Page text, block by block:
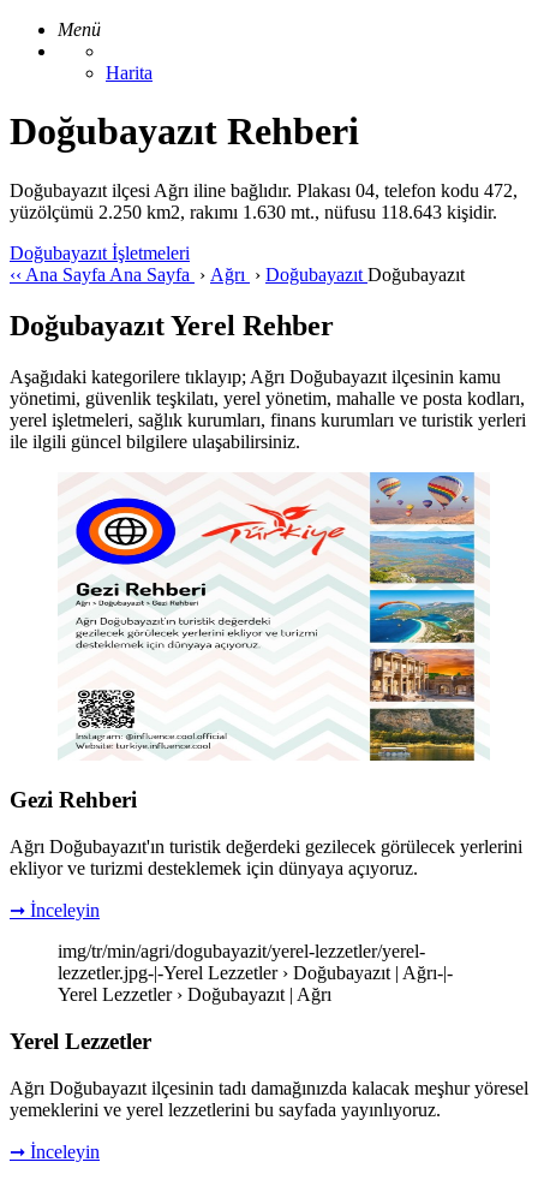
Menü
Harita
Doğubayazıt Rehberi
Doğubayazıt ilçesi Ağrı iline bağlıdır. Plakası 04, telefon kodu 472,
yüzölçümü 2.250 km2, rakımı 1.630 mt., nüfusu 118.643 kişidir.
Doğubayazıt İşletmeleri
‹‹ Ana Sayfa Ana Sayfa › Ağrı › Doğubayazıt Doğubayazıt
Doğubayazıt Yerel Rehber
Aşağıdaki kategorilere tıklayıp; Ağrı Doğubayazıt ilçesinin kamu
yönetimi, güvenlik teşkilatı, yerel yönetim, mahalle ve posta kodları,
yerel işletmeleri, sağlık kurumları, finans kurumları ve turistik yerleri
ile ilgili güncel bilgilere ulaşabilirsiniz.
Gezi Rehberi
Ağrı Doğubayazıt'ın turistik değerdeki gezilecek görülecek yerlerini
ekliyor ve turizmi desteklemek için dünyaya açıyoruz.
➞ İnceleyin
img/tr/min/agri/dogubayazit/yerel-lezzetler/yerel-
lezzetler.jpg-|-Yerel Lezzetler › Doğubayazıt | Ağrı-|-
Yerel Lezzetler › Doğubayazıt | Ağrı
Yerel Lezzetler
Ağrı Doğubayazıt ilçesinin tadı damağınızda kalacak meşhur yöresel
yemeklerini ve yerel lezzetlerini bu sayfada yayınlıyoruz.
➞ İnceleyin